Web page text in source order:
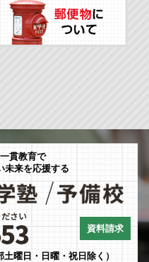
貫教育で
未来を応援する
資料請求
曜日・日曜・祝日除く）